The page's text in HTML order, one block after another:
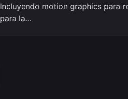
Incluyendo motion graphics para
para la…